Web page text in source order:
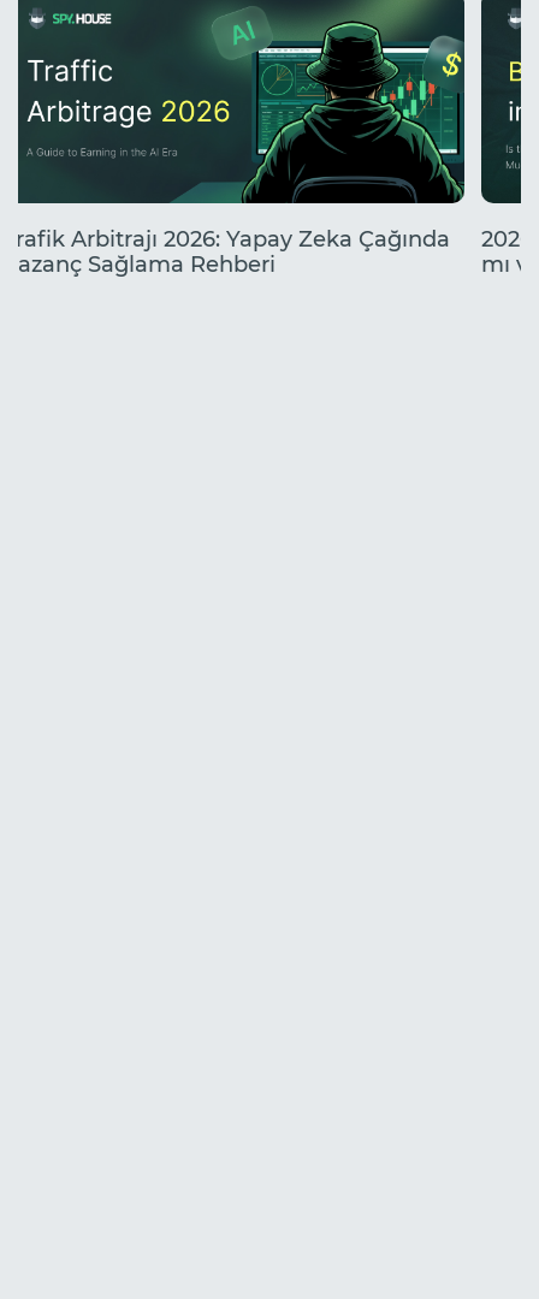
Trafik Arbitrajı 2026: Yapay Zeka Çağında
Kazanç Sağlama Rehberi
mı